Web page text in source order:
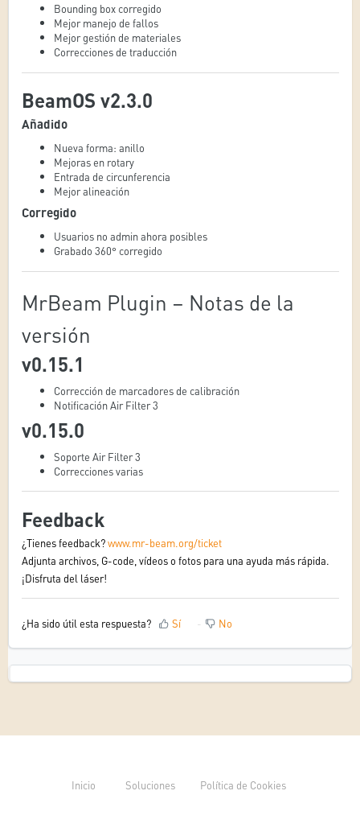
Bounding box corregido
Mejor manejo de fallos
Mejor gestión de materiales
Correcciones de traducción
BeamOS v2.3.0
Añadido
Nueva forma: anillo
Mejoras en rotary
Entrada de circunferencia
Mejor alineación
Corregido
Usuarios no admin ahora posibles
Grabado 360° corregido
MrBeam Plugin – Notas de la
versión
v0.15.1
Corrección de marcadores de calibración
Notificación Air Filter 3
v0.15.0
Soporte Air Filter 3
Correcciones varias
Feedback
¿Tienes feedback?www.mr-beam.org/ticket
Adjunta archivos, G-code, vídeos o fotos para una ayuda más rápida.
¡Disfruta del láser!
¿Ha sido útil esta respuesta? Sí No
Inicio Soluciones Política de Cookies